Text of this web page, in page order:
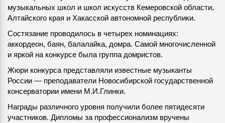
музыкальных школ и школ искусств Кемеровской области,
Алтайского края и Хакасской автономной республики.
Состязание проводилось в четырех номинациях:
аккордеон, баян, балалайка, домра. Самой многочисленной
и яркой на конкурсе была группа домристов.
Жюри конкурса представляли известные музыканты
России — преподаватели Новосибирской государственной
консерватории имени М.И.Глинки.
Награды различного уровня получили более пятидесяти
участников. Дипломы за профессионализм вручены